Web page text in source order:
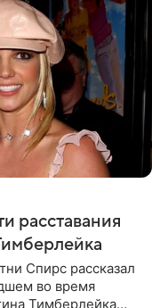
расставания
Спирс рассказал
во время
Тимберлейка